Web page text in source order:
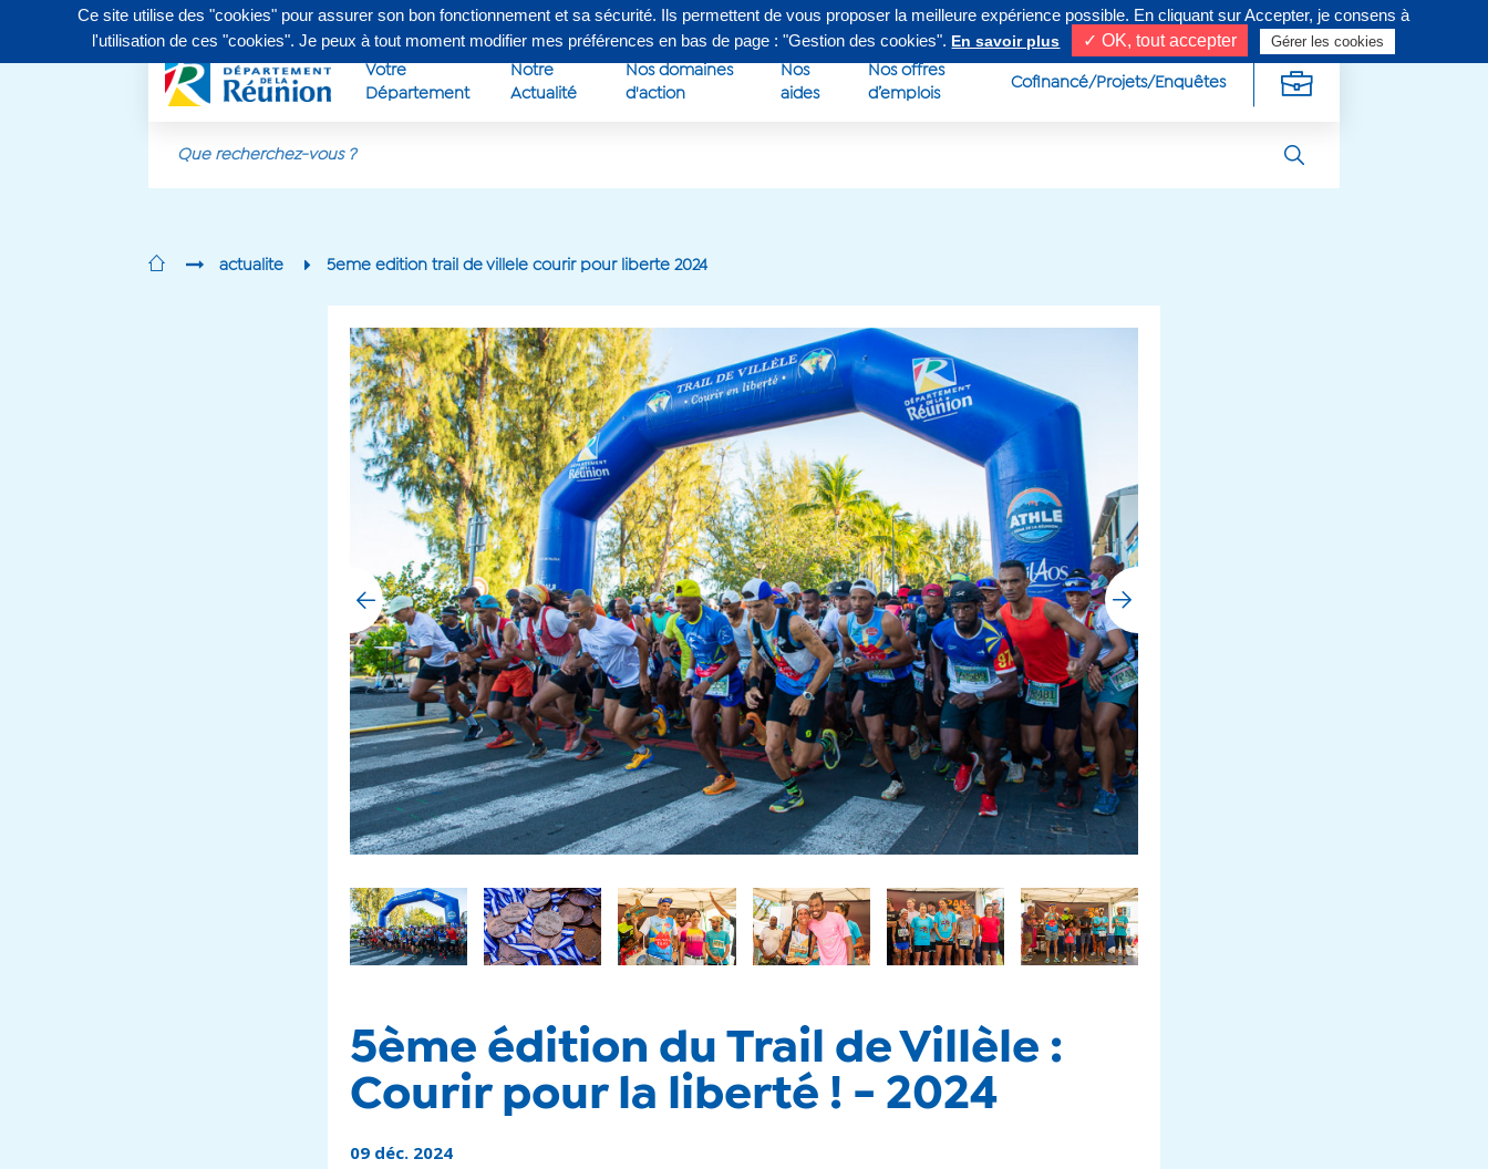
Contactez-nous au 0262 90 30 30, du lundi au vendredi de 8h à 16h30 Suivez-nous sur
Votre
Département
Notre
Actualité
Nos domaines
d'action
Nos
aides
Nos offres
d’emplois
Cofinancé/Projets/Enquêtes
actualite 5eme edition trail de villele courir pour liberte 2024
5ème édition du Trail de Villèle :
Courir pour la liberté ! - 2024
09 déc. 2024
Ce site utilise des "cookies" pour assurer son bon fonctionnement et sa sécurité. Ils permettent de vous proposer la meilleure expérience possible. En cliquant sur Accepter, je consens à
l'utilisation de ces "cookies". Je peux à tout moment modifier mes préférences en bas de page : "Gestion des cookies". En savoir plus ✓ OK, tout accepter Gérer les cookies